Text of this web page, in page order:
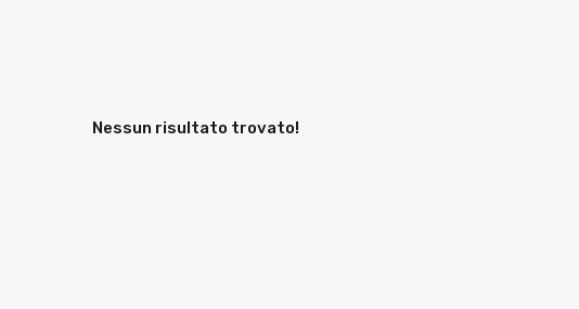
Nessun risultato trovato!